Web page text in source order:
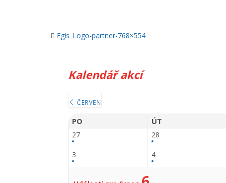
Egis_Logo-partner-768×554
Kalendář akcí
ČERVEN
PO ÚT
27 28
3 4